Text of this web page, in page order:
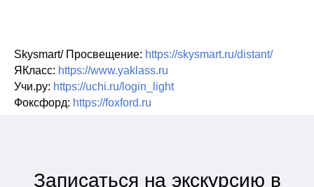
Skysmart/ Просвещение: https://skysmart.ru/distant/
ЯКласс: https://www.yaklass.ru
Учи.ру: https://uchi.ru/login_light
Фоксфорд: https://foxford.ru
Записаться на экскурсию в